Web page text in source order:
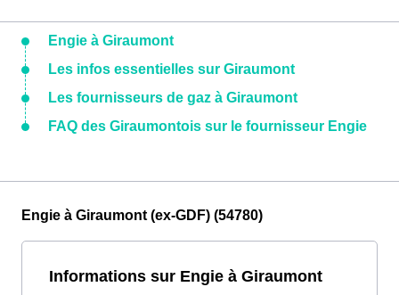
Engie à Giraumont
Les infos essentielles sur Giraumont
Les fournisseurs de gaz à Giraumont
FAQ des Giraumontois sur le fournisseur Engie
Engie à Giraumont (ex-GDF) (54780)
Informations sur Engie à Giraumont